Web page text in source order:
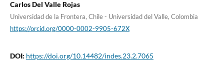
Carlos Del Valle Rojas
Universidad de la Frontera, Chile - Universidad del Valle, Colombia
https://orcid.org/0000-0002-9905-672X
DOI: https://doi.org/10.14482/indes.23.2.7065